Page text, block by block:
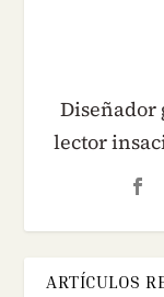
lector
ARTÍCULOS